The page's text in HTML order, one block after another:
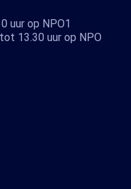
uur op NPO1
13.30 uur op NPO